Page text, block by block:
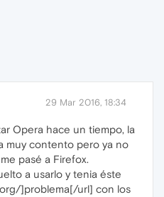
29 Mar 2016, 18:34
Opera hace un tiempo, la
muy contento pero ya no
pasé a Firefox.
a usarlo y tenia éste
]problema[/url] con los